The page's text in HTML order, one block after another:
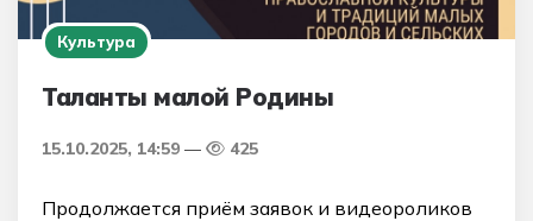
Культура
Таланты малой Родины
15.10.2025, 14:59 425
Продолжается приём заявок и видеороликов